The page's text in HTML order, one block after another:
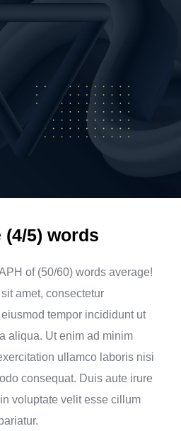
5) words
of (50/60) words average!
amet, consectetur
tempor incididunt ut
aliqua. Ut enim ad minim
ullamco laboris nisi
consequat. Duis aute irure
voluptate velit esse cillum